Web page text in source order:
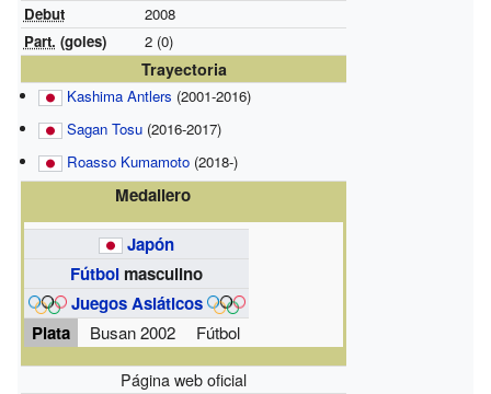
Debut
2008
Part. (goles) 2 (0)
Trayectoria
Kashima Antlers (2001-2016)
Sagan Tosu (2016-2017)
Roasso Kumamoto (2018-)
Medallero
Japón
Fútbol masculino
Juegos Asiáticos
Plata
Busan 2002 Fútbol
Página web oficial